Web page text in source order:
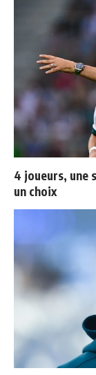
4 joueurs, une
un choix